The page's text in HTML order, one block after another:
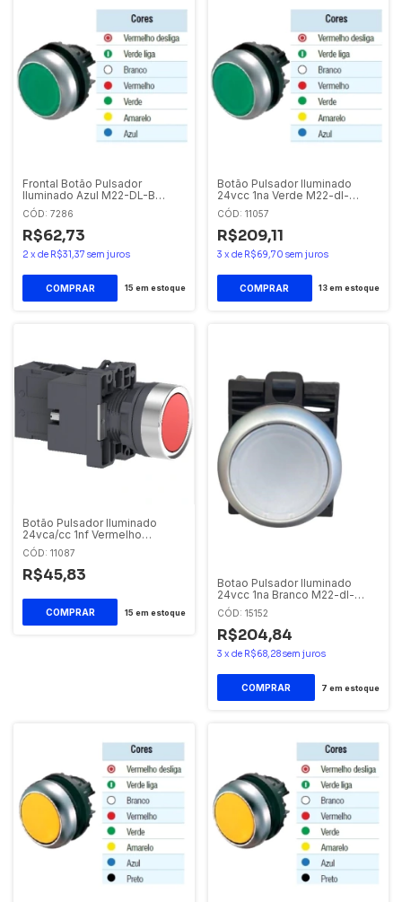
Frontal Botão Pulsador
Iluminado Azul M22-DL-B
Eaton
CÓD: 7286
R$62,73
2 x de R$31,37 sem juros
15 em estoque
Botão Pulsador Iluminado
24vcc 1na Verde M22-dl-
g/k10/24 Eaton
CÓD: 11057
R$209,11
3 x de R$69,70 sem juros
13em estoque
Botão Pulsador Iluminado
24vca/cc 1nf Vermelho
Xa2ew34b1 Schneider
CÓD: 11087
R$45,83
15 em estoque
Botao Pulsador Iluminado
24vcc 1na Branco M22-dl-
w/k10/24 Eaton
CÓD: 15152
R$204,84
3 x de R$68,28sem juros
7 em estoque